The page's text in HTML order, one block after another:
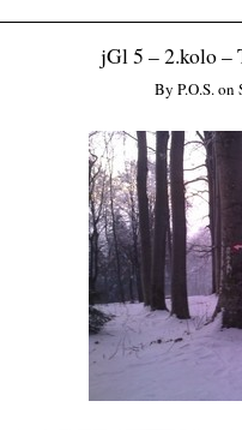
jGl 5 – 2.kolo –
By P.o.s.on